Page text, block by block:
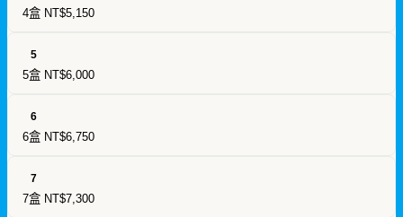
4盒 NT$5,150
5
5盒 NT$6,000
6
6盒 NT$6,750
7
7盒 NT$7,300